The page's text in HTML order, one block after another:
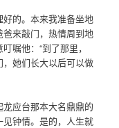
的。本来我准备坐地
来敲门，热情周到地
嘱他：“到了那里，
她们长大以后可以做
应台那本大名鼎鼎的
见钟情。是的，人生就